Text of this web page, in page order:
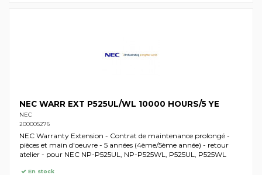
NEC WARR EXT P525UL/WL 10000 HOURS/5 YE
NEC
200005276
NEC Warranty Extension - Contrat de maintenance prolongé -
pièces et main d'oeuvre - 5 années (4ème/5ème année) - retour
atelier - pour NEC NP-P525UL, NP-P525WL, P525UL, P525WL
En stock